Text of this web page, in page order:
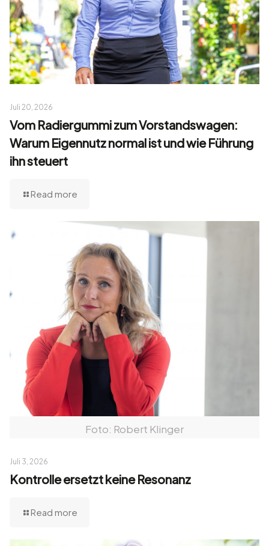
Juli 20, 2026
Vom Radiergummi zum Vorstandswagen:
Warum Eigennutz normal ist und wie Führung
ihn steuert
Read more
Foto: Robert Klinger
Juli 3, 2026
Kontrolle ersetzt keine Resonanz
Read more